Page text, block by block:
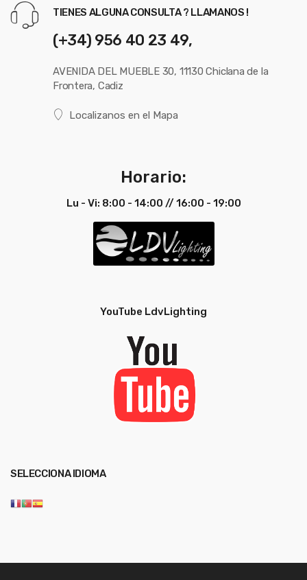
TIENES ALGUNA CONSULTA ? LLAMANOS !
(+34) 956 40 23 49,
AVENIDA DEL MUEBLE 30, 11130 Chiclana de la
Frontera, Cadiz
Localizanos en el Mapa
Horario:
Lu - Vi: 8:00 - 14:00 // 16:00 - 19:00
YouTube LdvLighting
SELECCIONA IDIOMA